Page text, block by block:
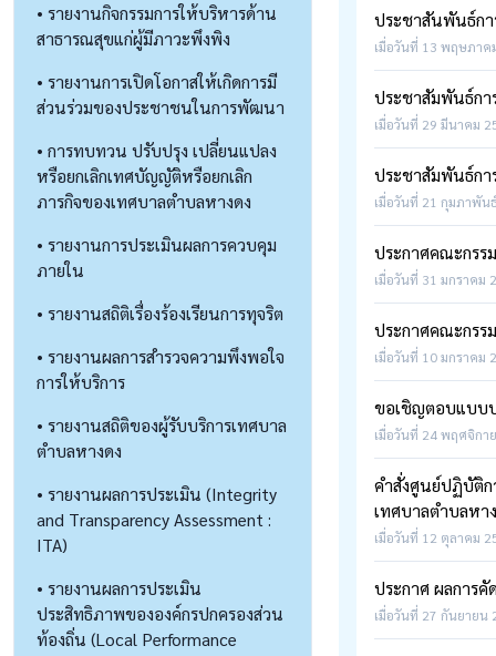
• รายงานกิจกรรมการให้บริหารด้าน
สาธารณสุขแก่ผู้มีภาวะพึงพิง
• รายงานการเปิดโอกาสให้เกิดการมี
ส่วนร่วมของประชาชนในการพัฒนา
• การทบทวน ปรับปรุง เปลี่ยนแปลง
หรือยกเลิกเทศบัญญัติหรือยกเลิก
ภารกิจของเทศบาลตำบลหางดง
• รายงานการประเมินผลการควบคุม
ภายใน
• รายงานสถิติเรื่องร้องเรียนการทุจริต
• รายงานผลการสำรวจความพึงพอใจ
การให้บริการ
• รายงานสถิติของผู้รับบริการเทศบาล
ตำบลหางดง
• รายงานผลการประเมิน (Integrity
and Transparency Assessment :
ITA)
• รายงานผลการประเมิน
ประสิทธิภาพขององค์กรปกครองส่วน
ท้องถิ่น (Local Performance
ประชาสันพันธ์กา
เมื่อวันที่ 13 พฤษภาค
ประชาสัมพันธ์กา
เมื่อวันที่ 29 มีนาคม
ประชาสัมพันธ์ก
เมื่อวันที่ 21 กุมภาพัน
ประกาศคณะกรร
เมื่อวันที่ 31 มกราคม
ประกาศคณะกรร
เมื่อวันที่ 10 มกราคม
ขอเชิญตอบแบบป
เมื่อวันที่ 24 พฤศจิกา
คำสั่งศูนย์ปฏิบัติก
เทศบาลตำบลหา
เมื่อวันที่ 12 ตุลาคม
ประกาศ ผลการ
เมื่อวันที่ 27 กันยายน